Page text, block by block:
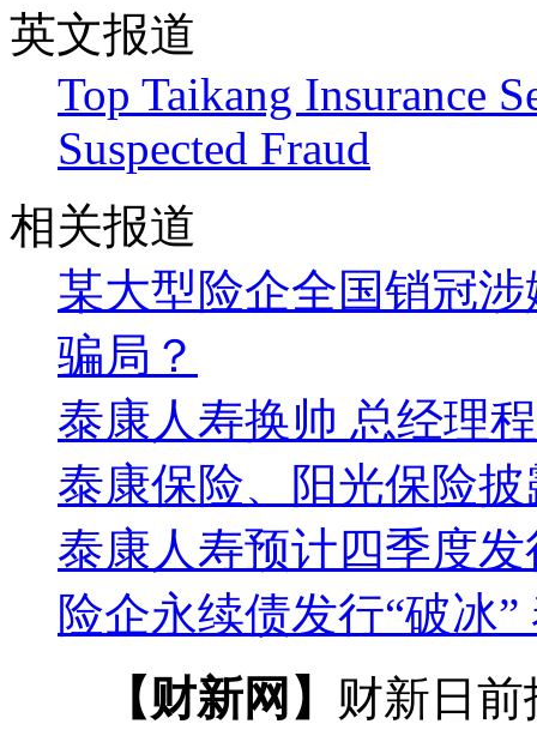
英文报道
Top Taikang Insurance
Suspected Fraud
相关报道
某大型险企全国销冠
骗局？
泰康人寿换帅 总经理
泰康保险、阳光保险
泰康人寿预计四季度
险企永续债发行“破冰
【财新网】 财新日